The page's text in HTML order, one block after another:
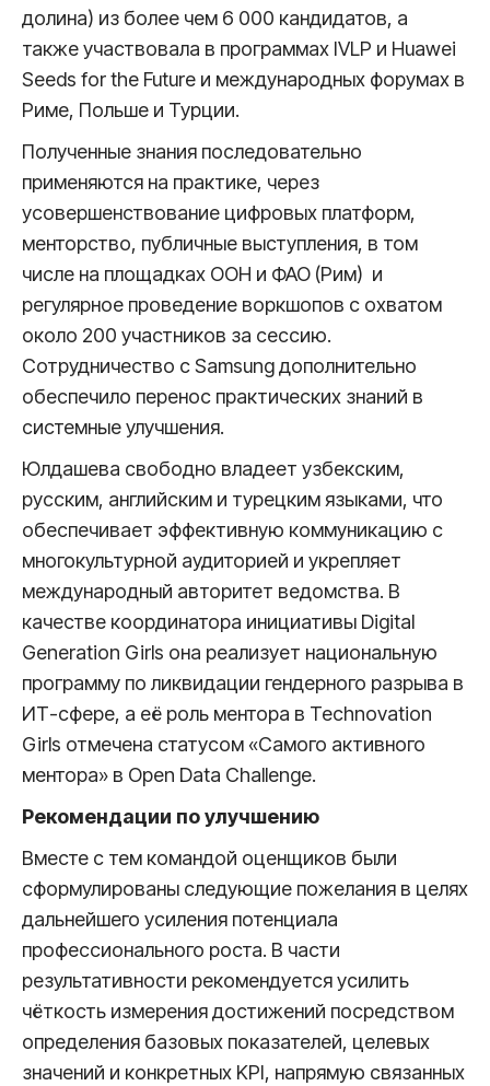
долина) из более чем 6 000 кандидатов, а
также участвовала в программах IVLP и Huawei
Seeds for the Future и международных форумах в
Риме, Польше и Турции.
Полученные знания последовательно
применяются на практике, через
усовершенствование цифровых платформ,
менторство, публичные выступления, в том
числе на площадках ООН и ФАО (Рим) и
регулярное проведение воркшопов с охватом
около 200 участников за сессию.
Сотрудничество с Samsung дополнительно
обеспечило перенос практических знаний в
системные улучшения.
Юлдашева свободно владеет узбекским,
русским, английским и турецким языками, что
обеспечивает эффективную коммуникацию с
многокультурной аудиторией и укрепляет
международный авторитет ведомства. В
качестве координатора инициативы Digital
Generation Girls она реализует национальную
программу по ликвидации гендерного разрыва в
ИТ-сфере, а её роль ментора в Technovation
Girls отмечена статусом «Самого активного
ментора» в Open Data Challenge.
Рекомендации по улучшению
Вместе с тем командой оценщиков были
сформулированы следующие пожелания в целях
дальнейшего усиления потенциала
профессионального роста. В части
результативности рекомендуется усилить
чёткость измерения достижений посредством
определения базовых показателей, целевых
значений и конкретных KPI, напрямую связанных